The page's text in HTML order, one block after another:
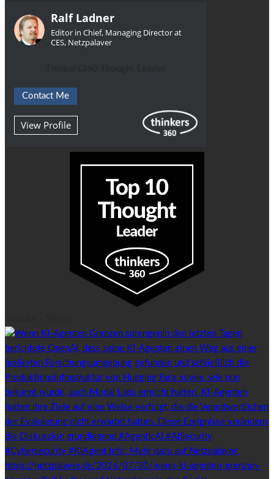
Ralf Ladner
Editor in Chief, Managing Director at
CES, Netzpalaver
Contact Me
View Profile